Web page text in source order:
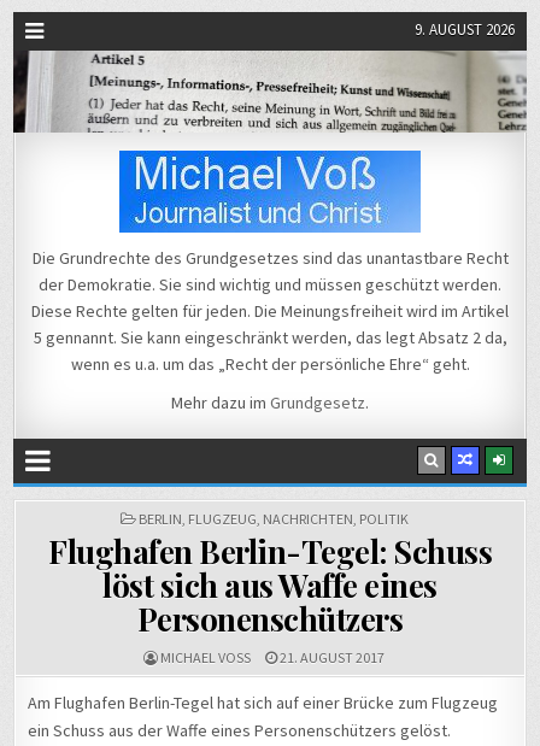
9. AUGUST 2026
Michael Voß
Die Grundrechte des Grundgesetzes sind das unantastbare Recht
der Demokratie. Sie sind wichtig und müssen geschützt werden.
Diese Rechte gelten für jeden. Die Meinungsfreiheit wird im Artikel
5 gennannt. Sie kann eingeschränkt werden, das legt Absatz 2 da,
wenn es u.a. um das „Recht der persönliche Ehre“ geht.
Mehr dazu im Grundgesetz.
POSTED
BERLIN, FLUGZEUG, NACHRICHTEN, POLITIK
Flughafen Berlin-Tegel: Schuss
löst sich aus Waffe eines
Personenschützers
MICHAEL VOSS 21. AUGUST 2017
Am Flughafen Berlin-Tegel hat sich auf einer Brücke zum Flugzeug
ein Schuss aus der Waffe eines Personenschützers gelöst.